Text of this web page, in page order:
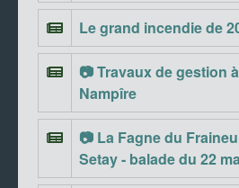
Le grand incendie de
📷 Travaux de gestion
Nampîre
📷 La Fagne du
Setay - balade du 22